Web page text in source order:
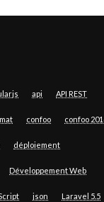
api API REST
confoo confoo
déploiement
Développement Web
json Laravel 5.5